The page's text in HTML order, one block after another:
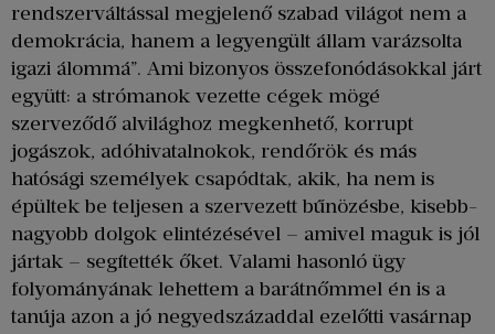
rendszerváltással megjelenő szabad világot nem a
demokrácia, hanem a legyengült állam varázsolta
igazi álommá”. Ami bizonyos összefonódásokkal járt
együtt: a strómanok vezette cégek mögé
szerveződő alvilághoz megkenhető, korrupt
jogászok, adóhivatalnokok, rendőrök és más
hatósági személyek csapódtak, akik, ha nem is
épültek be teljesen a szervezett bűnözésbe, kisebb-
nagyobb dolgok elintézésével – amivel maguk is jól
jártak – segítették őket. Valami hasonló ügy
folyományának lehettem a barátnőmmel én is a
tanúja azon a jó negyedszázaddal ezelőtti vasárnap